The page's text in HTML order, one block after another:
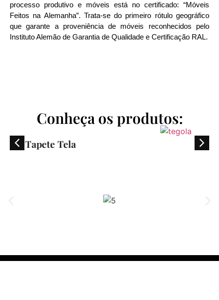
processo produtivo e móveis está no certificado: “Móveis
Feitos na Alemanha”. Trata-se do primeiro rótulo geográfico
que garante a proveniência de móveis reconhecidos pelo
Instituto Alemão de Garantia de Qualidade e Certificação RAL.
Conheça os produtos: